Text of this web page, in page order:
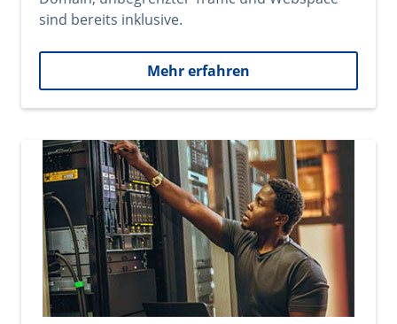
sind bereits inklusive.
Mehr erfahren